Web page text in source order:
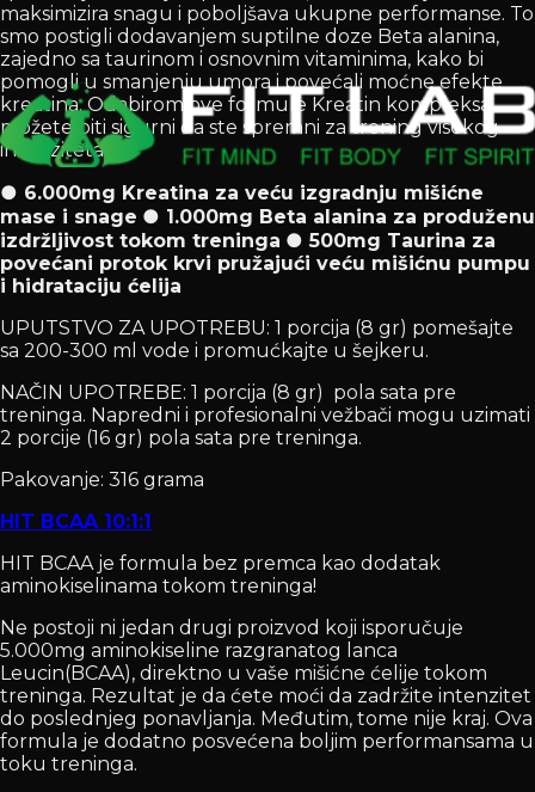
maksimizira snagu i poboljšava ukupne performanse. To
smo postigli dodavanjem suptilne doze Beta alanina,
zajedno sa taurinom i osnovnim vitaminima, kako bi
pomogli u smanjenju umora i povećali moćne efekte
kreatina. Odabirom ove formule Kreatin kompleksa
možete biti sigurni da ste spremni za trening visokog
intenziteta.
● 6.000mg Kreatina za veću izgradnju mišićne
mase i snage ● 1.000mg Beta alanina za produženu
izdržljivost tokom treninga ● 500mg Taurina za
povećani protok krvi pružajući veću mišićnu pumpu
i hidrataciju ćelija
UPUTSTVO ZA UPOTREBU: 1 porcija (8 gr) pomešajte
sa 200-300 ml vode i promućkajte u šejkeru.
NAČIN UPOTREBE: 1 porcija (8 gr) pola sata pre
treninga. Napredni i profesionalni vežbači mogu uzimati
2 porcije (16 gr) pola sata pre treninga.
Pakovanje: 316 grama
HIT BCAA 10:1:1
HIT BCAA je formula bez premca kao dodatak
aminokiselinama tokom treninga!
Ne postoji ni jedan drugi proizvod koji isporučuje
5.000mg aminokiseline razgranatog lanca
Leucin(BCAA), direktno u vaše mišićne ćelije tokom
treninga. Rezultat je da ćete moći da zadržite intenzitet
do poslednjeg ponavljanja. Međutim, tome nije kraj. Ova
formula je dodatno posvećena boljim performansama u
toku treninga.